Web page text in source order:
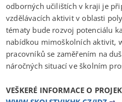
odborných učilištích v kraji je
vzdělávacích aktivit v oblasti
tématy bude rozvoj potenciálu
nabídkou mimoškolních aktivit,
pracovníků se zaměřením na
náročných situací ve školním
VEŠKERÉ INFORMACE O